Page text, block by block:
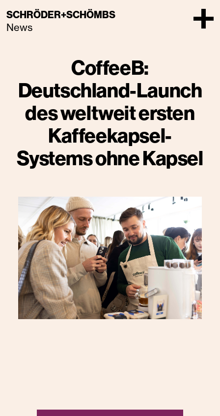
SCHRÖDER+SCHÖMBS
News
CoffeeB:
Deutschland-Launch
des weltweit ersten
Kaffeekapsel-
Systems ohne Kapsel